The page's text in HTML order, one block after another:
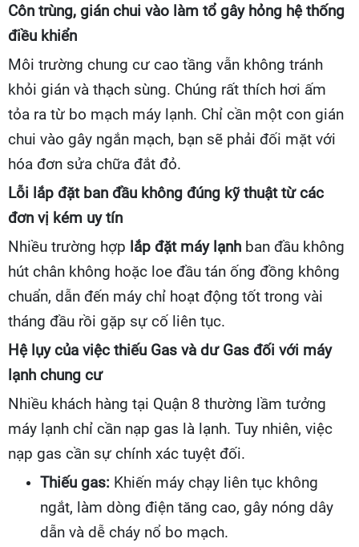
Côn trùng, gián chui vào làm tổ gây hỏng hệ thống
điều khiển
Môi trường chung cư cao tầng vẫn không tránh
khỏi gián và thạch sùng. Chúng rất thích hơi ấm
tỏa ra từ bo mạch máy lạnh. Chỉ cần một con gián
chui vào gây ngắn mạch, bạn sẽ phải đối mặt với
hóa đơn sửa chữa đắt đỏ.
Lỗi lắp đặt ban đầu không đúng kỹ thuật từ các
đơn vị kém uy tín
Nhiều trường hợp lắp đặt máy lạnh ban đầu không
hút chân không hoặc loe đầu tán ống đồng không
chuẩn, dẫn đến máy chỉ hoạt động tốt trong vài
tháng đầu rồi gặp sự cố liên tục.
Hệ lụy của việc thiếu Gas và dư Gas đối với máy
lạnh chung cư
Nhiều khách hàng tại Quận 8 thường lầm tưởng
máy lạnh chỉ cần nạp gas là lạnh. Tuy nhiên, việc
nạp gas cần sự chính xác tuyệt đối.
Thiếu gas: Khiến máy chạy liên tục không
ngắt, làm dòng điện tăng cao, gây nóng dây
dẫn và dễ cháy nổ bo mạch.